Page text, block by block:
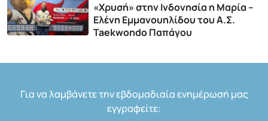
«Χρυσή» στην Ινδονησία η Μαρία –
Ελένη Εμμανουηλίδου του Α.Σ.
Taekwondo Παπάγου
Για να λαμβάνετε την εβδομαδιαία ενημέρωσή μας
εγγραφείτε: